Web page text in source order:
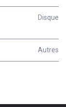
Disque
Autres